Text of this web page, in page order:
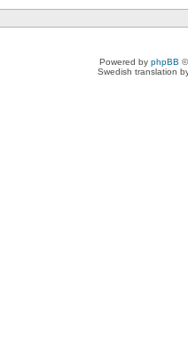
Powered by phpBB
Swedish translation